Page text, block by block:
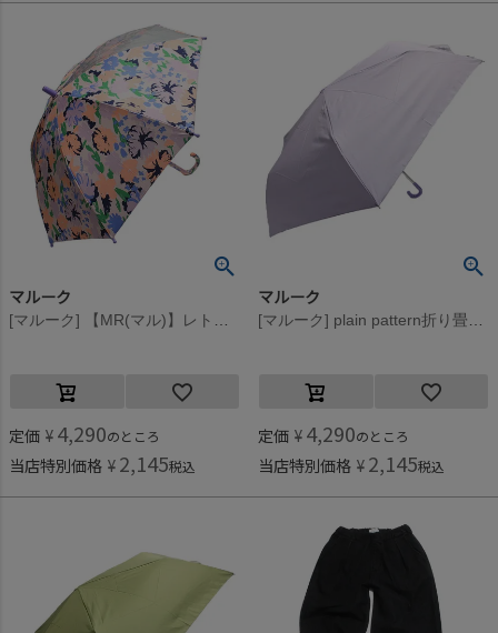
マルーク
[マルーク] 【MR(マル)】レトロフラワー・アートチェックアンブレラ ピンク系(26)
定価 ¥ 4,290のところ
当店特別価格 ¥ 2,145税込
マルーク
[マルーク] plain pattern折り畳み傘(傘袋付き） パープル(14)
定価 ¥ 4,290のところ
当店特別価格 ¥ 2,145税込